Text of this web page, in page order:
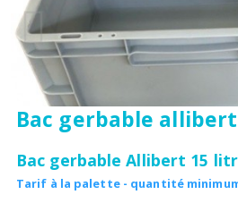
Bac gerbable allibert
Bac gerbable Allibert 15
Tarif à la palette - quantité